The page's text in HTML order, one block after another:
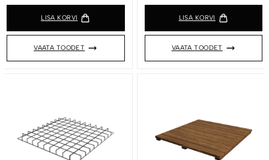
LISA KORVI
VAATA TOODET
LISA KORVI
VAATA TOODET